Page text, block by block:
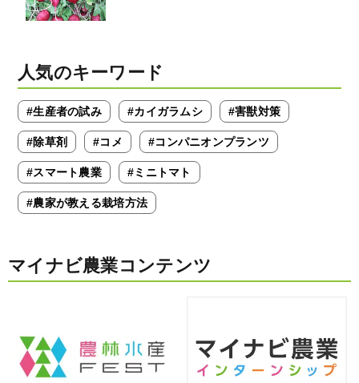
人気のキーワード
#生産者の試み #カイガラムシ #害獣対策
#除草剤 #コメ #コンパニオンプランツ
#スマート農業 #ミニトマト
#農家が教える栽培方法
マイナビ農業コンテンツ